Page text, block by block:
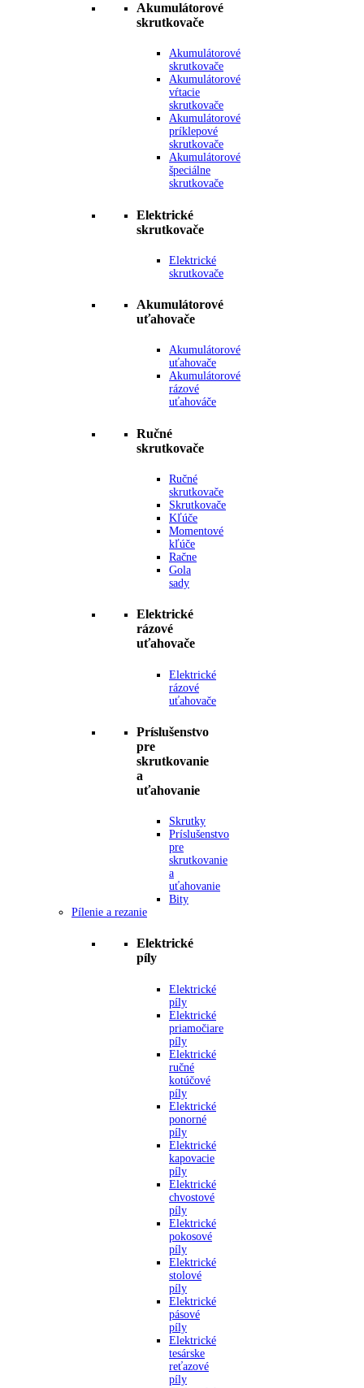
Akumulátorové
skrutkovače
Akumulátorové
skrutkovače
Akumulátorové
vŕtacie
skrutkovače
Akumulátorové
príklepové
skrutkovače
Akumulátorové
špeciálne
skrutkovače
Elektrické
skrutkovače
Elektrické
skrutkovače
Akumulátorové
uťahovače
Akumulátorové
uťahovače
Akumulátorové
rázové
uťahováče
Ručné
skrutkovače
Ručné
skrutkovače
Skrutkovače
Kľúče
Momentové
kľúče
Račne
Gola
sady
Elektrické
rázové
uťahovače
Elektrické
rázové
uťahovače
Príslušenstvo
pre
skrutkovanie
a
uťahovanie
Skrutky
Príslušenstvo
pre
skrutkovanie
a
uťahovanie
Bity
Pílenie a rezanie
Elektrické
píly
Elektrické
píly
Elektrické
priamočiare
píly
Elektrické
ručné
kotúčové
píly
Elektrické
ponorné
píly
Elektrické
kapovacie
píly
Elektrické
chvostové
píly
Elektrické
pokosové
píly
Elektrické
stolové
píly
Elektrické
pásové
píly
Elektrické
tesárske
reťazové
píly